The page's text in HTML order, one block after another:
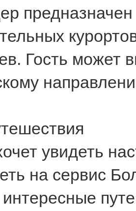
Гость может
увидеть
на сервис
интересные